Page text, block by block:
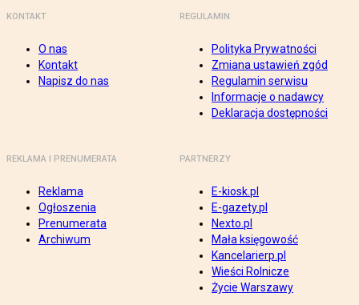
KONTAKT
O nas
Kontakt
Napisz do nas
REGULAMIN
Polityka Prywatności
Zmiana ustawień zgód
Regulamin serwisu
Informacje o nadawcy
Deklaracja dostępności
REKLAMA I PRENUMERATA
Reklama
Ogłoszenia
Prenumerata
Archiwum
PARTNERZY
E-kiosk.pl
E-gazety.pl
Nexto.pl
Mała księgowość
Kancelarierp.pl
Wieści Rolnicze
Życie Warszawy